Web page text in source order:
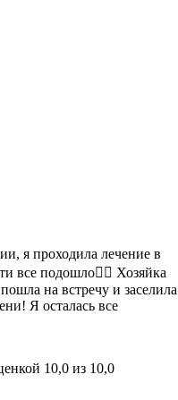
я проходила лечение в
все подошло👌🏻 Хозяйка
на встречу и заселила
Я осталась все
10,0 из 10,0